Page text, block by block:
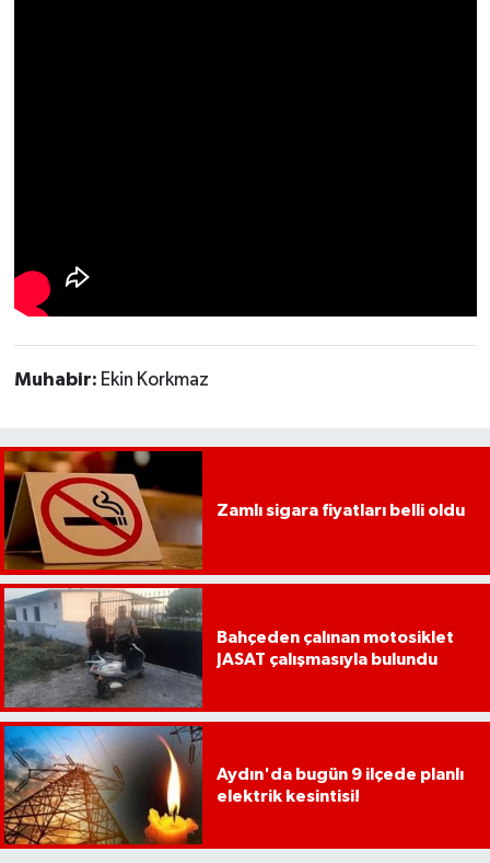
Muhabir: Ekin Korkmaz
Zamlı sigara fiyatları belli oldu
Bahçeden çalınan motosiklet
JASAT çalışmasıyla bulundu
Aydın'da bugün 9 ilçede planlı
elektrik kesintisi!